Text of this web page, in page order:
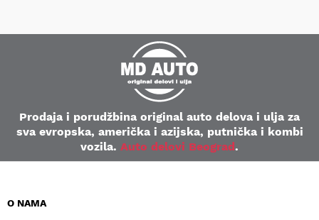
Prodaja i porudžbina original auto delova i ulja za
sva evropska, američka i azijska, putnička i kombi
vozila. Auto delovi Beograd.
O NAMA